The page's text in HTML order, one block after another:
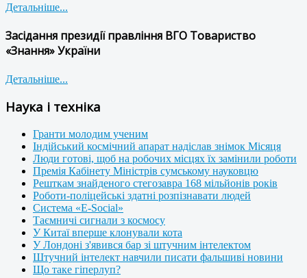
Детальніше...
Засідання президії правління ВГО Товариство
«Знання» України
Детальніше...
Наука і техніка
Гранти молодим ученим
Індійський космічний апарат надіслав знімок Місяця
Люди готові, щоб на робочих місцях їх замінили роботи
Премія Кабінету Міністрів сумському науковцю
Решткам знайденого стегозавра 168 мільйонів років
Роботи-поліцейські здатні розпізнавати людей
Система «E-Social»
Таємничі сигнали з космосу
У Китаї вперше клонували кота
У Лондоні з'явився бар зі штучним інтелектом
Штучний інтелект навчили писати фальшиві новини
Що таке гіперлуп?